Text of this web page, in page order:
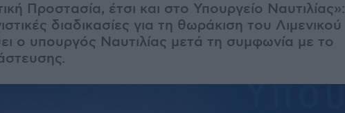
Προστασία, έτσι και στο Υπουργείο Ναυτιλίας»:
διαδικασίες για τη θωράκιση του Λιμενικού
ο υπουργός Ναυτιλίας μετά τη συμφωνία με το